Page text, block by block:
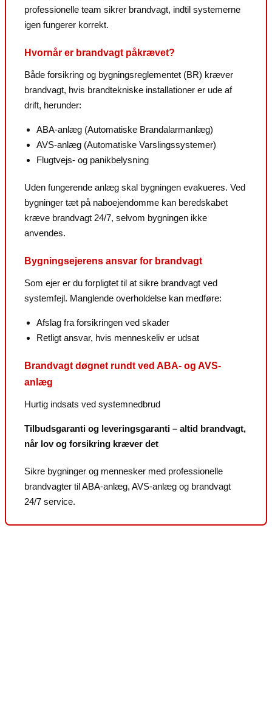
professionelle team sikrer brandvagt, indtil systemerne
igen fungerer korrekt.
Hvornår er brandvagt påkrævet?
Både forsikring og bygningsreglementet (BR) kræver
brandvagt, hvis brandtekniske installationer er ude af
drift, herunder:
ABA-anlæg (Automatiske Brandalarmanlæg)
AVS-anlæg (Automatiske Varslingssystemer)
Flugtvejs- og panikbelysning
Uden fungerende anlæg skal bygningen evakueres. Ved
bygninger tæt på naboejendomme kan beredskabet
kræve brandvagt 24/7, selvom bygningen ikke
anvendes.
Bygningsejerens ansvar for brandvagt
Som ejer er du forpligtet til at sikre brandvagt ved
systemfejl. Manglende overholdelse kan medføre:
Afslag fra forsikringen ved skader
Retligt ansvar, hvis menneskeliv er udsat
Brandvagt døgnet rundt ved ABA- og AVS-
anlæg
Hurtig indsats ved systemnedbrud
Tilbudsgaranti og leveringsgaranti – altid brandvagt,
når lov og forsikring kræver det
Sikre bygninger og mennesker med professionelle
brandvagter til ABA-anlæg, AVS-anlæg og brandvagt
24/7 service.